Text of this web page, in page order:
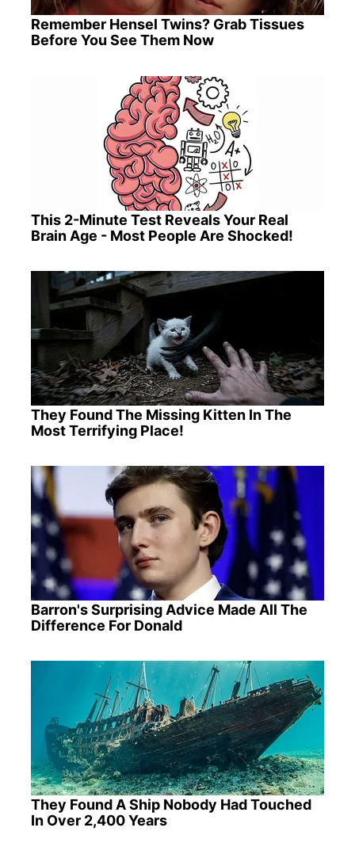
Remember Hensel Twins? Grab Tissues
Before You See Them Now
This 2-Minute Test Reveals Your Real
Brain Age - Most People Are Shocked!
They Found The Missing Kitten In The
Most Terrifying Place!
Barron's Surprising Advice Made All The
Difference For Donald
They Found A Ship Nobody Had Touched
In Over 2,400 Years